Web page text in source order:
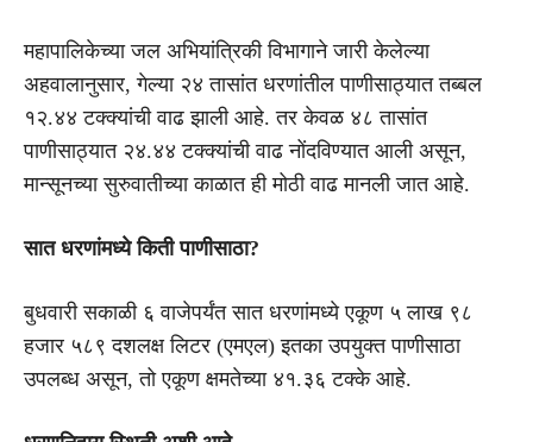
महापालिकेच्या जल अभियांत्रिकी विभागाने जारी केलेल्या
अहवालानुसार, गेल्या २४ तासांत धरणांतील पाणीसाठ्यात तब्बल
१२.४४ टक्क्यांची वाढ झाली आहे. तर केवळ ४८ तासांत
पाणीसाठ्यात २४.४४ टक्क्यांची वाढ नोंदविण्यात आली असून,
मान्सूनच्या सुरुवातीच्या काळात ही मोठी वाढ मानली जात आहे.
सात धरणांमध्ये किती पाणीसाठा?
बुधवारी सकाळी ६ वाजेपर्यंत सात धरणांमध्ये एकूण ५ लाख ९८
हजार ५८९ दशलक्ष लिटर (एमएल) इतका उपयुक्त पाणीसाठा
उपलब्ध असून, तो एकूण क्षमतेच्या ४१.३६ टक्के आहे.